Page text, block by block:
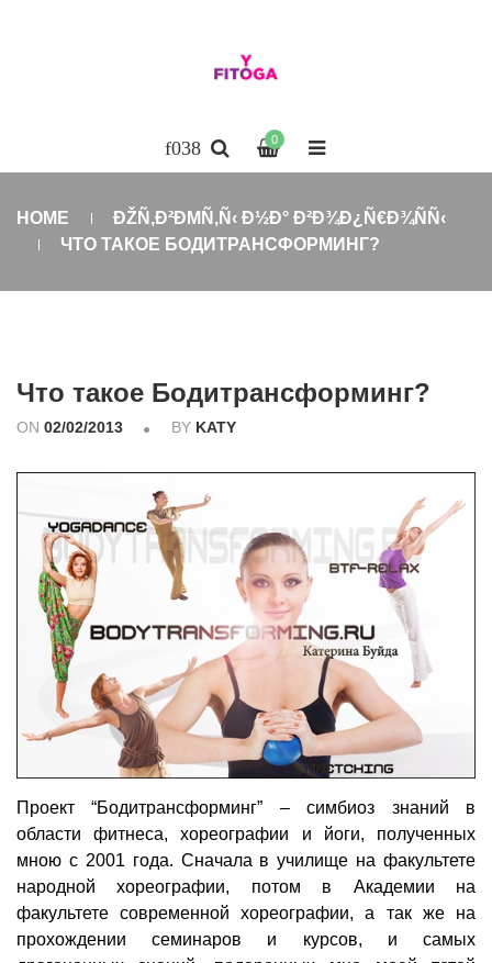
0
HOME
ÐŽÑ‚Ð²ÐΜÑ‚Ñ‹ Ð½Ð° Ð²Ð¾Ð¿Ñ€Ð¾ÑÑ‹
ЧТО ТАКОЕ БОДИТРАНСФОРМИНГ?
Что такое Бодитрансформинг?
ON 02/02/2013 BY KATY
Проект “Бодитрансформинг” – симбиоз знаний в
области фитнеса, хореографии и йоги, полученных
мною с 2001 года. Сначала в училище на факультете
народной хореографии, потом в Академии на
факультете современной хореографии, а так же на
прохождении семинаров и курсов, и самых